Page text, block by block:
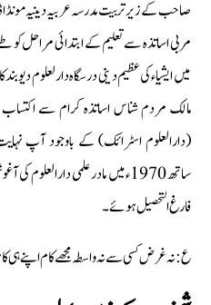
صاحب کے زیر تربیت مدرسہ عربیہ دینیہ
میں ایشیاء کی عظیم دینی درسگاہ دارلعلوم
مالک مردم شناس اساتذہ کرام سے
(دارالعلوم اسٹرائک) کے باوجود آپ
ساتھ 1970ءمیں مادر علمی
فارغ التحصیل ہوئے۔
ع: نہ غرض كسى سے نہ واسطہ مجھے كام اپنے ہى